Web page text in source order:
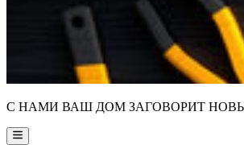
С НАМИ ВАШ ДОМ ЗАГОВОРИТ
Main
Menu